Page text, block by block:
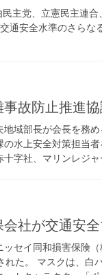
主党、立憲民主連
通安全水準のさら
事故防止推進
地域部長が会長を務
の水上安全対策担当
十字社、マリンレジ
会社が交通安
ッセイ同和損害保険
れた。 マスクは、白